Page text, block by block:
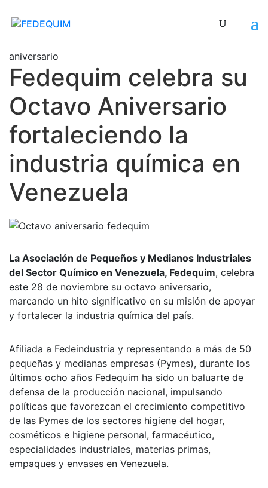
aniversario
Fedequim celebra su
Octavo Aniversario
fortaleciendo la
industria química en
Venezuela
La Asociación de Pequeños y Medianos Industriales
del Sector Químico en Venezuela, Fedequim, celebra
este 28 de noviembre su octavo aniversario,
marcando un hito significativo en su misión de apoyar
y fortalecer la industria química del país.
Afiliada a Fedeindustria y representando a más de 50
pequeñas y medianas empresas (Pymes), durante los
últimos ocho años Fedequim ha sido un baluarte de
defensa de la producción nacional, impulsando
políticas que favorezcan el crecimiento competitivo
de las Pymes de los sectores higiene del hogar,
cosméticos e higiene personal, farmacéutico,
especialidades industriales, materias primas,
empaques y envases en Venezuela.